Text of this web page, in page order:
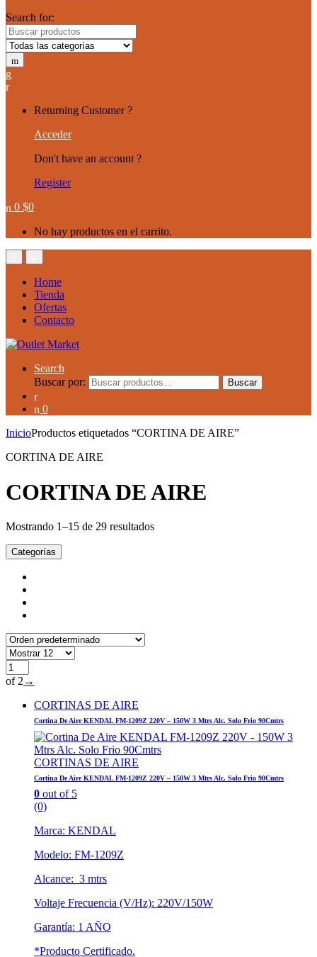
Search for:
Returning Customer ?
Acceder
Don't have an account ?
Register
0 $0
No hay productos en el carrito.
Home
Tienda
Ofertas
Contacto
Search
Buscar por:
Buscar
0
InicioProductos etiquetados “CORTINA DE AIRE”
CORTINA DE AIRE
CORTINA DE AIRE
Mostrando 1–15 de 29 resultados
Categorías
of 2 →
CORTINAS DE AIRE
Cortina De Aire KENDAL FM-1209Z 220V – 150W 3 Mtrs Alc. Solo Frio 90Cmtrs
CORTINAS DE AIRE
Cortina De Aire KENDAL FM-1209Z 220V – 150W 3 Mtrs Alc. Solo Frio 90Cmtrs
0 out of 5
(0)
Marca: KENDAL
Modelo: FM-1209Z
Alcance: 3 mtrs
Voltaje Frecuencia (V/Hz): 220V/150W
Garantía: 1 AÑO
*Producto Certificado.